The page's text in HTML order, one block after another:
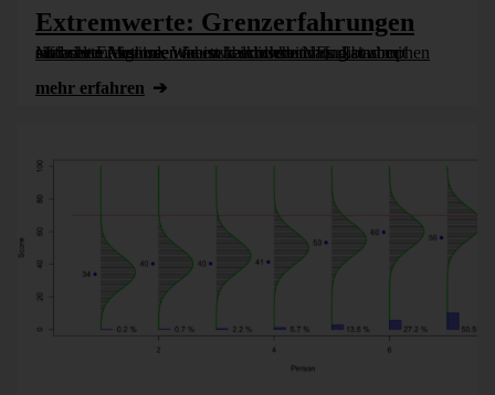
Extremwerte: Grenzerfahrungen
Manche Ereignisse wie etwa schwere Naturkatastrophen sind selten, kommen meist überraschend und sind mit einfachen Methoden kaum kalkulierbar. Es gibt aber raffinierte Ansätze, Wahrscheinlichkeiten [...]
mehr erfahren